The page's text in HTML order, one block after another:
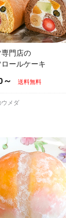
門店の
ールケーキ
～ 送料無料
ウメダ